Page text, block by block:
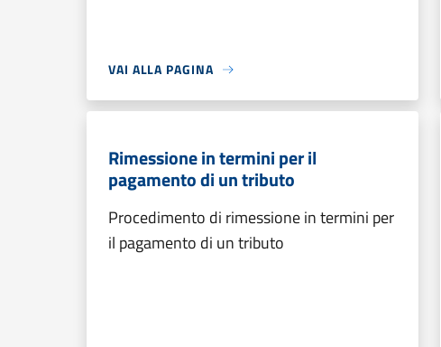
VAI ALLA PAGINA
Rimessione in termini per il
pagamento di un tributo
Procedimento di rimessione in termini per
il pagamento di un tributo